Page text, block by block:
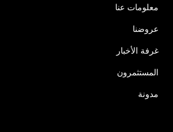
معلومات عنا
عروضنا
غرفة الأخبار
المستثمرون
مدونة